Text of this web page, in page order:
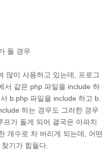
돌 경우
많이 사용하고 있는데, 프로그
서 같은 php 파일을 include 하
b.php 파일을 include 하고 b.
하는 경우도 그러한 경우
가 돌게 되어 결국은 아파치
개수로 차 버리게 되는데, 어떤
기가 힘들다.